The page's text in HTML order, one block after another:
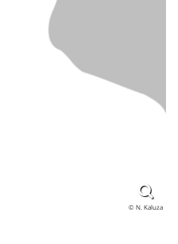
© N. Kaluza